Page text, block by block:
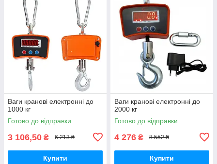
Ваги кранові електронні до
1000 кг
Готово до відправки
3 106,50 ₴ 6 213 ₴
Купити
Ваги кранові електронні до
2000 кг
Готово до відправки
4 276 ₴ 8 552 ₴
Купити